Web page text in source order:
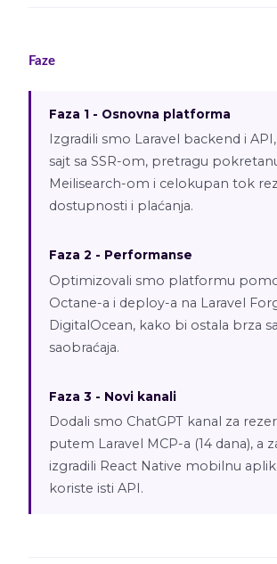
Faze
Faza 1 - Osnovna platforma
Izgradili smo Laravel backend i
sajt sa SSR-om, pretragu
Meilisearch-om i celokupan tok
dostupnosti i plaćanja.
Faza 2 - Performanse
Optimizovali smo platformu
Octane-a i deploy-a na Laravel
DigitalOcean, kako bi ostala brza
saobraćaja.
Faza 3 - Novi kanali
Dodali smo ChatGPT kanal za
putem Laravel MCP-a (14 dana), a
izgradili React Native mobilnu
koriste isti API.